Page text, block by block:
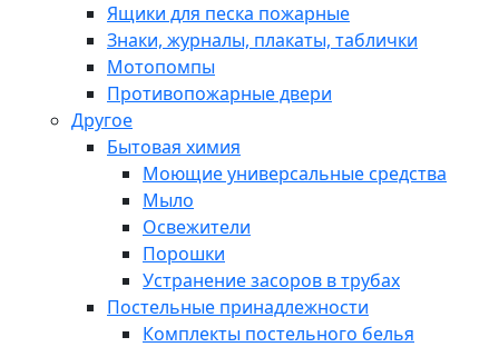
Ящики для песка пожарные
Знаки, журналы, плакаты, таблички
Мотопомпы
Противопожарные двери
Другое
Бытовая химия
Моющие универсальные средства
Мыло
Освежители
Порошки
Устранение засоров в трубах
Постельные принадлежности
Комплекты постельного белья